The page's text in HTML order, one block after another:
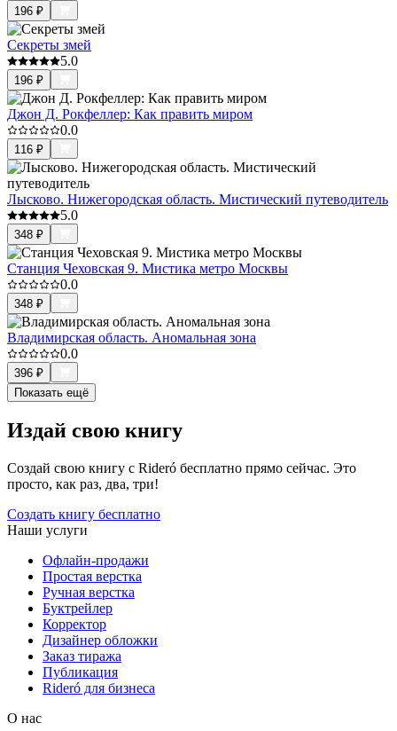
196 ₽
Секреты змей
5.0
196 ₽
Джон Д. Рокфеллер: Как править миром
0.0
116 ₽
Лысково. Нижегородская область. Мистический путеводитель
5.0
348 ₽
Станция Чеховская 9. Мистика метро Москвы
0.0
348 ₽
Владимирская область. Аномальная зона
0.0
396 ₽
Показать ещё
Издай свою книгу
Создай свою книгу с Rideró бесплатно прямо сейчас. Это
просто, как раз, два, три!
Создать книгу бесплатно
Наши услуги
Офлайн-продажи
Простая верстка
Ручная верстка
Буктрейлер
Корректор
Дизайнер обложки
Заказ тиража
Публикация
Rideró для бизнеса
О нас